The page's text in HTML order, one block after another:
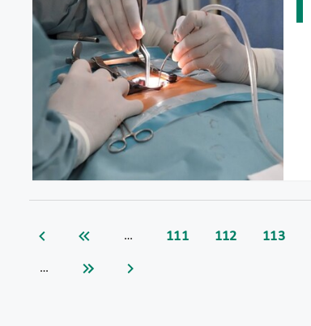
… 111 112 113
…